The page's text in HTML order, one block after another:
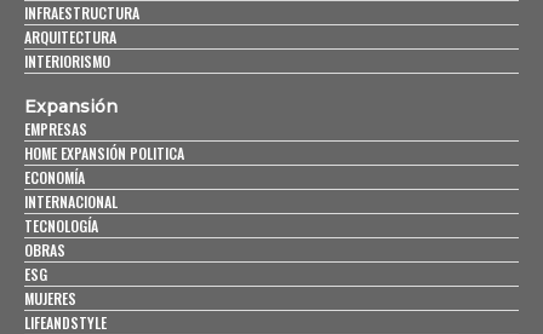
INFRAESTRUCTURA
ARQUITECTURA
INTERIORISMO
Expansión
EMPRESAS
HOME EXPANSIÓN POLITICA
ECONOMÍA
INTERNACIONAL
TECNOLOGÍA
OBRAS
ESG
MUJERES
LIFEANDSTYLE